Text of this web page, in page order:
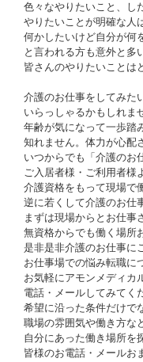
色々なやりたいこと、し
やりたいことが明確な人
何かしたいけど自分が何
と言われる方も意外と多
皆さんのやりたいことは
介護のお仕事をしてみた
いらっしゃるかもしれま
年齢が気になって一歩踏
知れません。体力が心配
いつからでも「介護のお
ご入居者様・ご利用者様
介護資格をもって現場で
逆に若くして介護のお仕
まずは現場からとお仕事
無資格からでも働く場所
是非是非介護のお仕事に
お仕事場での悩み転職に
お気軽にアモンメディカ
電話・メールしてみてく
希望に沿った条件だけで
職場の雰囲気や働き方な
自分にあった働き場所を
皆様のお電話・メールお